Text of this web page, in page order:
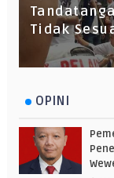
Tidak
OPINI